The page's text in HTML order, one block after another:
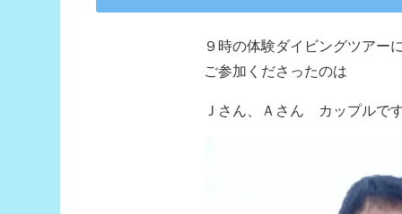
９時の体験ダイビングツアー
ご参加くださったのは
Ｊさん、Ａさん カップルで